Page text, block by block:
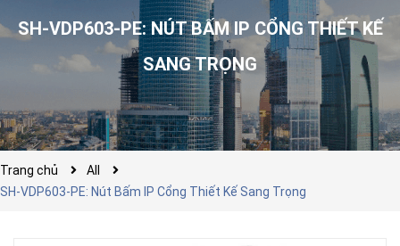
SH-VDP603-PE: NÚT BẤM IP CỔNG THIẾT KẾ
SANG TRỌNG
Trang chủ
All
SH-VDP603-PE: Nút Bấm IP Cổng Thiết Kế Sang Trọng